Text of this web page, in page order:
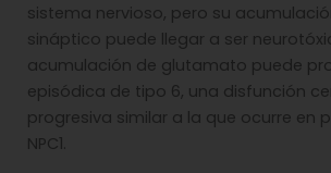
sistema nervioso, pero su
sináptico puede llegar a ser
acumulación de glutamato puede
episódica de tipo 6, una disfunción
progresiva similar a la que ocurre en
NPC1.